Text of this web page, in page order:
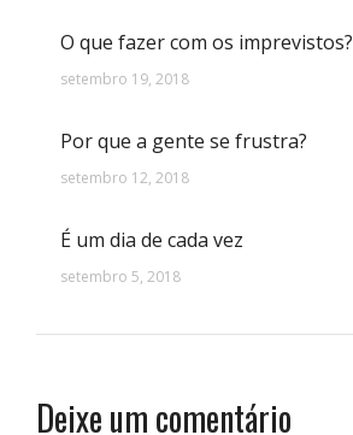
O que fazer com os imprevistos?
setembro 19, 2018
Por que a gente se frustra?
setembro 12, 2018
É um dia de cada vez
setembro 5, 2018
Deixe um comentário